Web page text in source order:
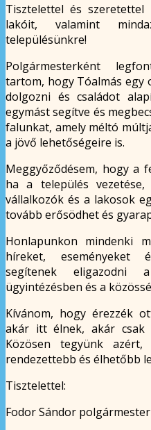
Tisztelettel és szeretettel
lakóit, valamint
településünkre!
Polgármesterként
tartom, hogy Tóalmás egy
dolgozni és családot
egymást segítve és
falunkat, amely méltó
a jövő lehetőségeire is.
Meggyőződésem, hogy a
ha a település
vállalkozók és a lakosok
tovább erősödhet és
Honlapunkon mindenki
híreket, eseményeket
segítenek eligazodni
ügyintézésben és a
Kívánom, hogy érezzék
akár itt élnek, akár csak
Közösen tegyünk
rendezettebb és élhetőbb
Tisztelettel:
Fodor Sándor polgármester